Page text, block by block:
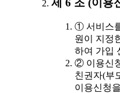
① 서비스
원이 지정
하여 가입
② 이용신
친권자(부
이용신청